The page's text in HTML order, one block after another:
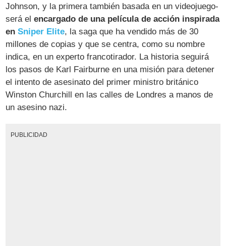
Johnson, y la primera también basada en un videojuego-
será elencargado de una película de acción inspirada
enSniper Elite, la saga que ha vendido más de 30
millones de copias y que se centra, como su nombre
indica, en un experto francotirador. La historia seguirá
los pasos de Karl Fairburne en una misión para detener
el intento de asesinato del primer ministro británico
Winston Churchill en las calles de Londres a manos de
un asesino nazi.
PUBLICIDAD